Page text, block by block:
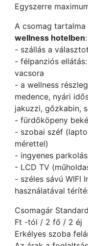
Egyszerre
A csomag tartalma
wellness hotelben:
- szállás a
- félpanziós
vacsora
- a wellness
medence, nyári
jakuzzi, gőzkabin,
- fürdőköpeny
- szobai széf
mérettel)
- ingyenes parkolás
- LCD TV
- széles sávú WIFI
használatával
Csomagár
Ft -tól / 2 fő / 2 éj
Erkélyes szoba